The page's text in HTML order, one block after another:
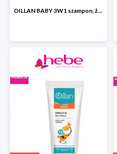
OILLAN BABY 3W1 szampon, żel do kąpieli i pod prysznic